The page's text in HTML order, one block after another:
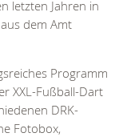
letzten Jahren in
dem Amt
Programm
XXL-Fußball-Dart
DRK-
Fotobox,